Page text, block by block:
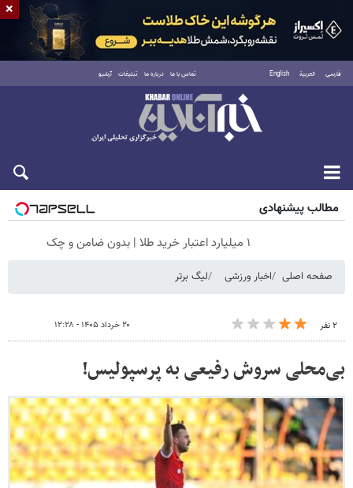
فارسی العربية English تماس با ما درباره ما تبلیغات آرشیو
جمعه ۱۶ مرداد ۱۴۰۵
مطالب پیشنهادی
۱ میلیارد اعتبار خرید طلا | بدون ضامن و چک
صفحه اصلی اخبار ورزشی لیگ برتر
۲ نفر ۲۰ خرداد ۱۴۰۵ - ۱۲:۲۸
بی‌محلی سروش رفیعی به پرسپولیس!
×